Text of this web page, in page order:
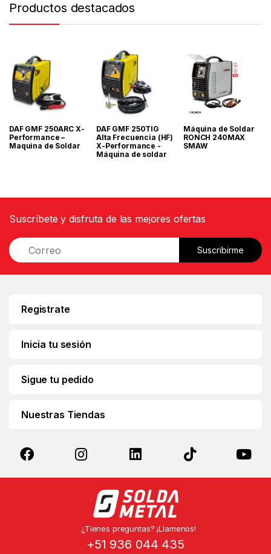
Productos destacados
DAF GMF 250ARC X-
Performance –
Maquina de Soldar
DAF GMF 250TIG
Alta Frecuencia (HF)
X-Performance -
Máquina de soldar
Máquina de Soldar
RONCH 240MAX
SMAW
Suscríbete y disfruta de las mejores ofertas
E
m
Suscribirme
Registrate
Inicia tu sesión
Sigue tu pedido
Nuestras Tiendas
¿Tienes preguntas? ¡Llamenos!
+51 936 044 435